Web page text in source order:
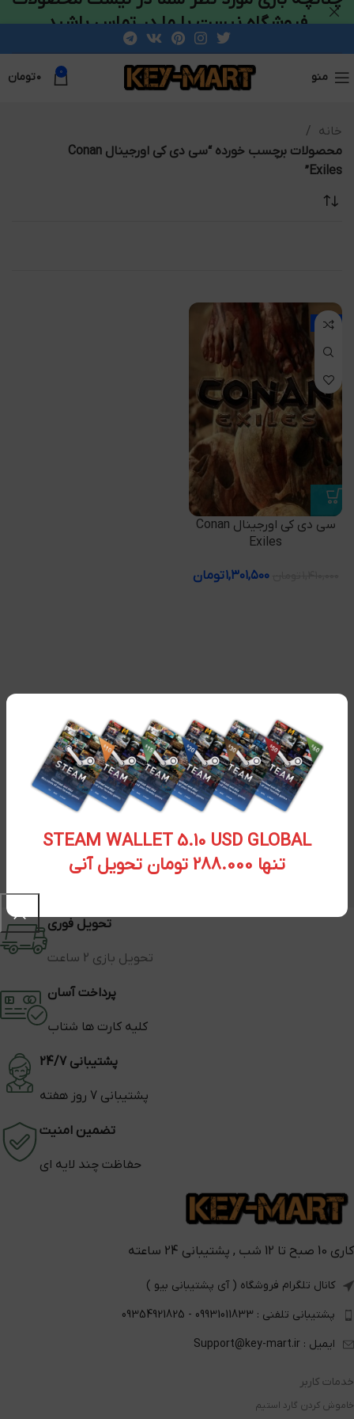
STEAM WALLET 5.10 USD GLOBAL
تنها 288.000 تومان تحویل آنی
منو 0 ۰تومان
خانه
محصولات برچسب خورده “سی دی کی اورجینال Conan
Exiles”
-8%
سی دی کی اورجینال Conan
Exiles
۱,۳۰۱,۵۰۰تومان
تحویل فوری
تحویل بازی 2 ساعت
پرداخت آسان
کلیه کارت ها شتاب
پشتیبانی 24/7
پشتیبانی 7 روز هفته
تضمین امنیت
حفاظت چند لایه ای
کاری 10 صبح تا 12 شب , پشتیبانی 24 ساعته
کانال تلگرام فروشگاه ( آی پشتیبانی بیو )
پشتیبانی تلفنی : 09931011833 - 09354921825
ایمیل : Support@key-mart.ir
خدمات کاربر
خاموش کردن گارد استیم
فروشگاه نیست با ما در تماس باشید